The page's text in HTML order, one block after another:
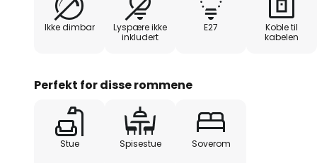
mest forskjellige innredningskonsepter.
Ikke dimbar
Lyspære ikke
inkludert
E27
Koble til
kabelen
Perfekt for disse rommene
Stue Spisestue Soverom